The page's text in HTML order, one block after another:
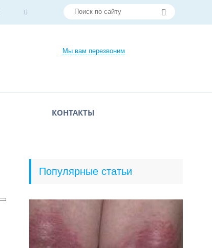
Мы вам перезвоним
КОНТАКТЫ
Популярные статьи